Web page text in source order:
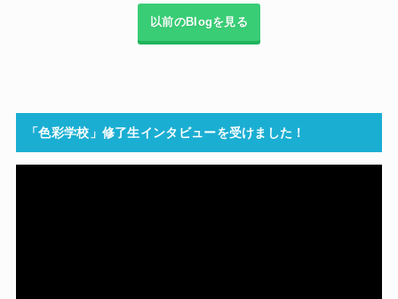
以前のBlogを見る
「色彩学校」修了生インタビューを受けました！